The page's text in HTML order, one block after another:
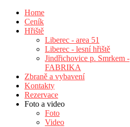
Home
Ceník
Hřiště
Liberec - area 51
Liberec - lesní hřiště
Jindřichovice p. Smrkem -
FABRIKA
Zbraně a vybavení
Kontakty
Rezervace
Foto a video
Foto
Video